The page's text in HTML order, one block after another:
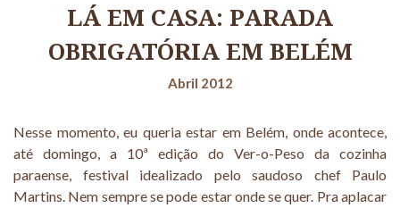
LÁ EM CASA: PARADA
OBRIGATÓRIA EM BELÉM
Abril 2012
Nesse momento, eu queria estar em Belém, onde acontece,
até domingo, a 10ª edição do Ver-o-Peso da cozinha
paraense, festival idealizado pelo saudoso chef Paulo
Martins. Nem sempre se pode estar onde se quer. Pra aplacar